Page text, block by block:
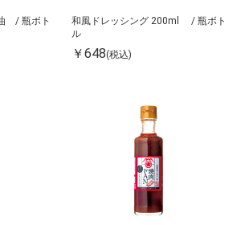
/ 瓶ボト
和風ドレッシング 200ml / 瓶ボト
ル
￥648(税込)